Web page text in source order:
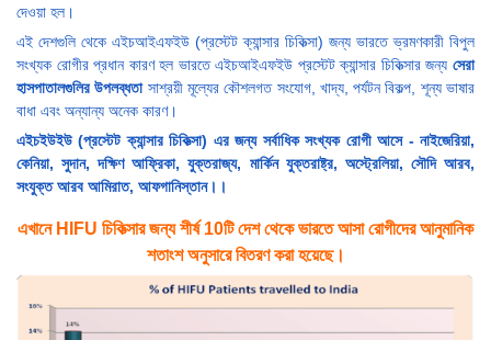
দেওয়া হল।
এই দেশগুলি থেকে এইচআইএফইউ (প্রস্টেট ক্যান্সার চিকিত্সা) জন্য ভারতে ভ্রমণকারী বিপুল
সংখ্যক রোগীর প্রধান কারণ হল ভারতে এইচআইএফইউ প্রস্টেট ক্যান্সার চিকিত্সার জন্য সেরা
হাসপাতালগুলির উপলব্ধতাসাশ্রয়ী মূল্যের কৌশলগত সংযোগ, খাদ্য, পর্যটন বিকল্প, শূন্য ভাষার
বাধা এবং অন্যান্য অনেক কারণ।
এইচইউইউ (প্রস্টেট ক্যান্সার চিকিত্সা) এর জন্য সর্বাধিক সংখ্যক রোগী আসে - নাইজেরিয়া,
কেনিয়া, সুদান, দক্ষিণ আফ্রিকা, যুক্তরাজ্য, মার্কিন যুক্তরাষ্ট্র, অস্ট্রেলিয়া, সৌদি আরব,
সংযুক্ত আরব আমিরাত, আফগানিস্তান।।
এখানে HIFU চিকিত্সার জন্য শীর্ষ 10টি দেশ থেকে ভারতে আসা রোগীদের আনুমানিক
শতাংশ অনুসারে বিতরণ করা হয়েছে।